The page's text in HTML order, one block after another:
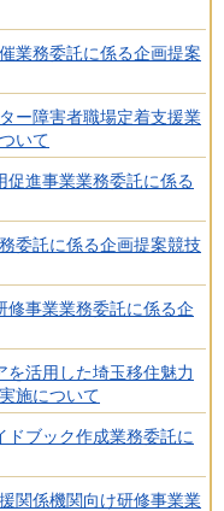
業務委託に係る企画提案
ー障害者職場定着支援業
いて
促進事業業務委託に係る
委託に係る企画提案競技
修事業業務委託に係る企
を活用した埼玉移住魅力
施について
ドブック作成業務委託に
関係機関向け研修事業業